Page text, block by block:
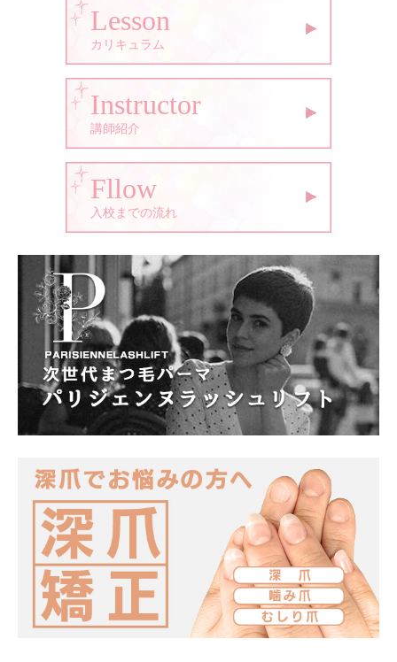
Lesson
カリキュラム
Instructor
講師紹介
Fllow
入校までの流れ